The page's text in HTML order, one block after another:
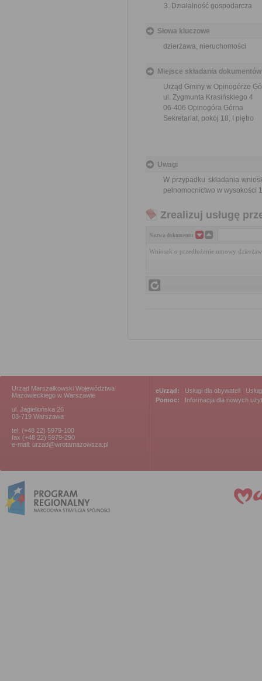
Działalność gospodarcza
Słowa kluczowe
dzierżawa, nieruchomości
Miejsce składania dokumentów
Urząd Gminy w Opinogórze
ul. Zygmunta Krasińskiego 4
06-406 Opinogóra Górna
Sekretariat, pokój 18, I piętro
Uwagi
W przypadku składania
pełnomocnictwo w wysokości
Zrealizuj usługę
Nazwa dokumentu
Wniosek o przedłużenie umowy
Urząd Marszałkowski Województwa
Mazowieckiego w Warszawie
ul. Jagiellońska 26
03-719 Warszawa
tel. (+48 22) 5979-100
fax (+48 22) 5979-290
e-mail: urzad@wrotamazowsza.pl
eUrząd: Usługi dla obywateli
Pomoc:
Informacja dla nowych